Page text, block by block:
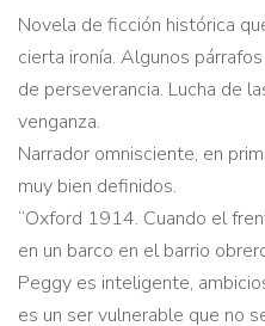
Novela de ficción histórica
cierta ironía. Algunos
de perseverancia. Lucha de
venganza.
Narrador omnisciente, en
muy bien definidos.
“Oxford 1914. Cuando el
en un barco en el barrio
Peggy es inteligente,
es un ser vulnerable que no